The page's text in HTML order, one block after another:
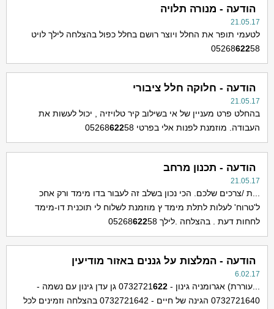
הודעה - מנורה תלויה
21.05.17
לטעמי תופר את החלל ויוצר רושם בחלל כפול בהצלחה לילך לויט
0526862258
הודעה - חלוקה חלל ציבורי
21.05.17
בהחלט פרט מעניין של אי בשילוב קיר טלויזיה , יכול לעשות את
העבודה. מוזמנת לפנות אלי בפרטי 05268
62258
הודעה - תכנון מרחב
21.05.17
...ת /צרכים שלכם. הכי נכון בשלב זה לעבור בדו מימד ורק אחכ
ל'טרוח' לעלות לתלת מימד ץ מוזמנת לשלוח לי תוכנית דו-מימד
לחחות דעת . בהצלחה .לילך 05268
62258
הודעה - המלצות על גננים באזור מודיעין
6.02.17
...עוררת) אגרומניה גינון - 0732721 622
גן עדן גינון עם נשמה -
0732721640 הגינה של חיים - 0732721642 בהצלחה וזמינים לכל